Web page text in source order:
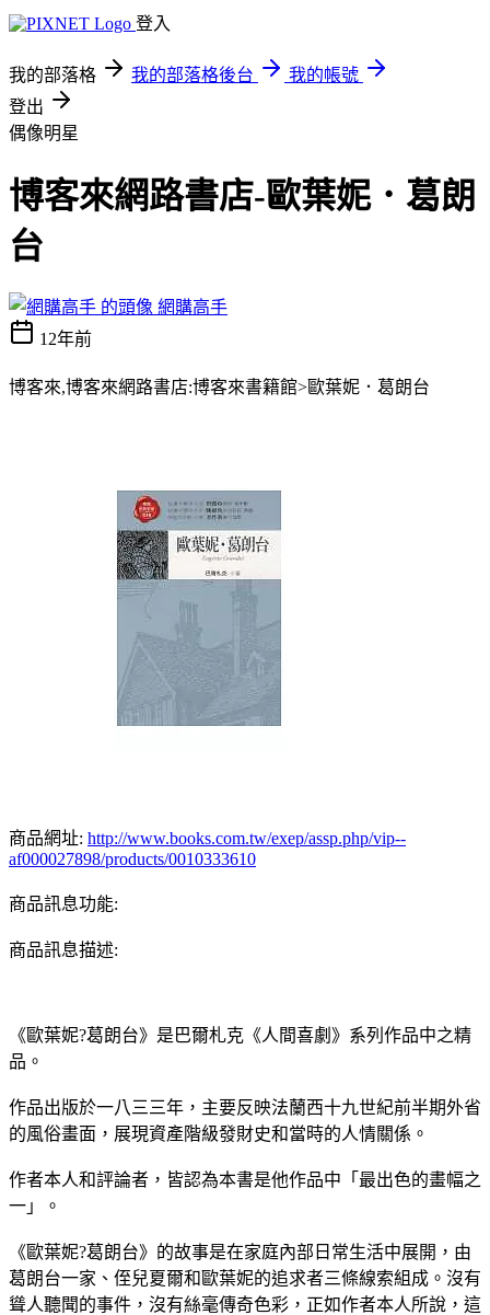
登入
我的部落格 我的部落格後台
我的帳號
登出
偶像明星
博客來網路書店-歐葉妮．葛朗
台
網購高手
12年前
博客來,博客來網路書店:博客來書籍館>歐葉妮．葛朗台
商品網址: http://www.books.com.tw/exep/assp.php/vip--
af000027898/products/0010333610
商品訊息功能:
商品訊息描述:
《歐葉妮?葛朗台》是巴爾札克《人間喜劇》系列作品中之精
品。
作品出版於一八三三年，主要反映法蘭西十九世紀前半期外省
的風俗畫面，展現資產階級發財史和當時的人情關係。
作者本人和評論者，皆認為本書是他作品中「最出色的畫幅之
一」。
《歐葉妮?葛朗台》的故事是在家庭內部日常生活中展開，由
葛朗台一家、侄兒夏爾和歐葉妮的追求者三條線索組成。沒有
聳人聽聞的事件，沒有絲毫傳奇色彩，正如作者本人所說，這